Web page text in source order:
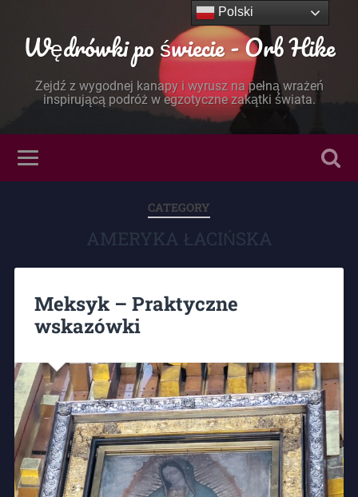
Wędrówki po świecie - Orb Hike
Zejdź z wygodnej kanapy i wyrusz na pełną wrażeń
inspirującą podróż w egzotyczne zakątki świata.
CATEGORY
AMERYKA ŁACIŃSKA
Meksyk – Praktyczne
wskazówki
Polski